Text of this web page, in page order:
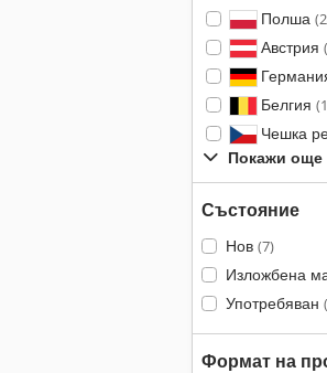
Полша
Австрия
Белгия
Чешка
Покажи още
Състояние
Нов (7)
Изложбена
Употребяван
Формат на
Стол Фабрика